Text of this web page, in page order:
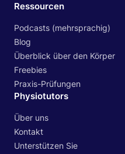
Ressourcen
Podcasts (mehrsprachig)
Blog
Überblick über den Körper
Freebies
Praxis-Prüfungen
Physiotutors
Über uns
Kontakt
Unterstützen Sie